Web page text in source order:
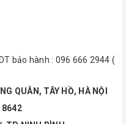
bảo hành : 096 666 2944 (
QUÂN, TÂY HỒ, HÀ NỘI